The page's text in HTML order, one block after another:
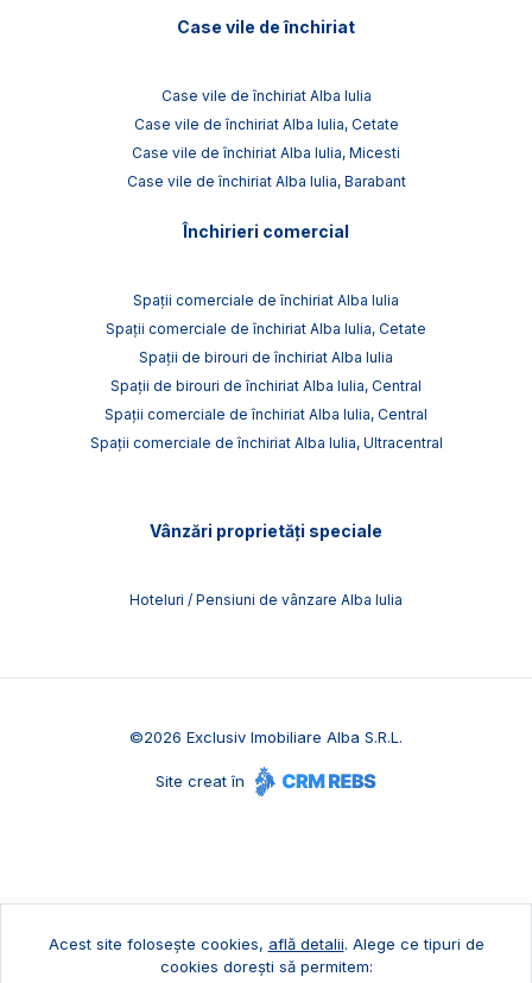
Case vile de închiriat
Case vile de închiriat Alba Iulia
Case vile de închiriat Alba Iulia, Cetate
Case vile de închiriat Alba Iulia, Micesti
Case vile de închiriat Alba Iulia, Barabant
Închirieri comercial
Spații comerciale de închiriat Alba Iulia
Spații comerciale de închiriat Alba Iulia, Cetate
Spații de birouri de închiriat Alba Iulia
Spații de birouri de închiriat Alba Iulia, Central
Spații comerciale de închiriat Alba Iulia, Central
Spații comerciale de închiriat Alba Iulia, Ultracentral
Vânzări proprietăți speciale
Hoteluri / Pensiuni de vânzare Alba Iulia
©2026 Exclusiv Imobiliare Alba S.R.L.
Site creat în
Acest site folosește cookies, află detalii. Alege ce tipuri de
cookies dorești să permitem: